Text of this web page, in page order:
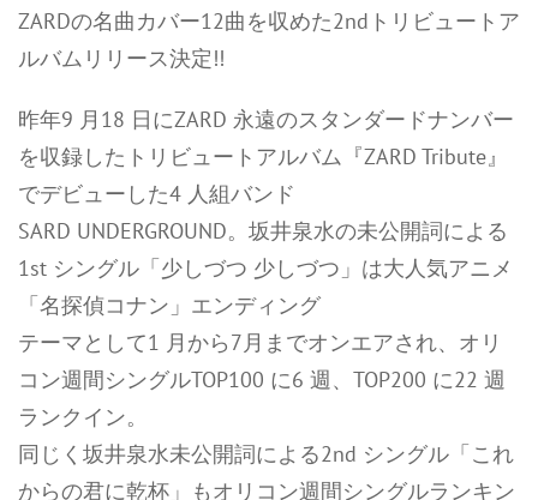
ZARDの名曲カバー12曲を収めた2ndトリビュートア
ルバムリリース決定!!
昨年9 月18 日にZARD 永遠のスタンダードナンバー
を収録したトリビュートアルバム『ZARD Tribute』
でデビューした4 人組バンド
SARD UNDERGROUND。坂井泉水の未公開詞による
1st シングル「少しづつ 少しづつ」は大人気アニメ
「名探偵コナン」エンディング
テーマとして1 月から7月までオンエアされ、オリ
コン週間シングルTOP100 に6 週、TOP200 に22 週
ランクイン。
同じく坂井泉水未公開詞による2nd シングル「これ
からの君に乾杯」もオリコン週間シングルランキン